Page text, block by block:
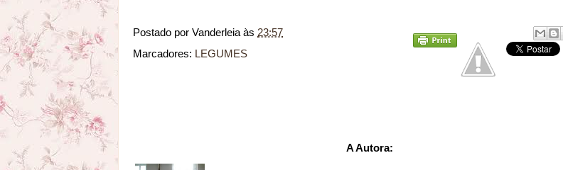
Postado por Vanderleia às 23:57
Marcadores: LEGUMES
A Autora: